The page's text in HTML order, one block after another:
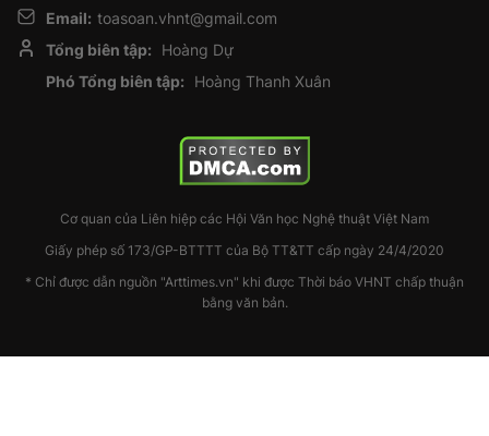
Email: toasoan.vhnt@gmail.com
Tổng biên tập:
Hoàng Dự
Phó Tổng biên tập:
Hoàng Thanh Xuân
Cơ quan của Liên hiệp các Hội Văn học Nghệ thuật Việt Nam
Giấy phép số 173/GP-BTTTT của Bộ TT&TT cấp ngày 24/4/2020
* Chỉ được dẫn nguồn "Arttimes.vn" khi được Thời báo VHNT chấp thuận
bằng văn bản.